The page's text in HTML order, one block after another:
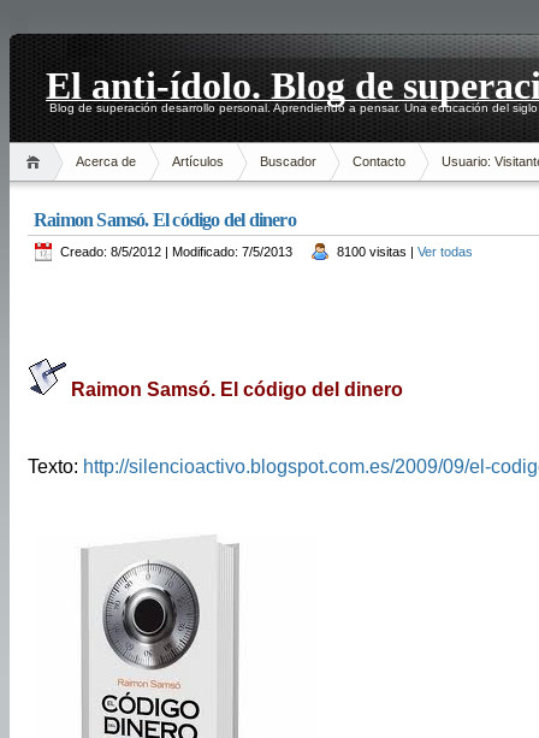
El anti-ídolo. Blog de
Blog de superación desarrollo personal. Aprendiendo a pensar. Una educación del
Acerca de Artículos Buscador Contacto Usuario:
Raimon Samsó. El código del dinero
Creado: 8/5/2012 | Modificado: 7/5/2013 8100 visitas | Ver todas
Raimon Samsó. El código del dinero
Texto: http://silencioactivo.blogspot.com.es/2009/09/el-